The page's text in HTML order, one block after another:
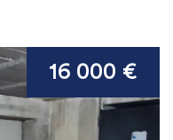
16 000 €